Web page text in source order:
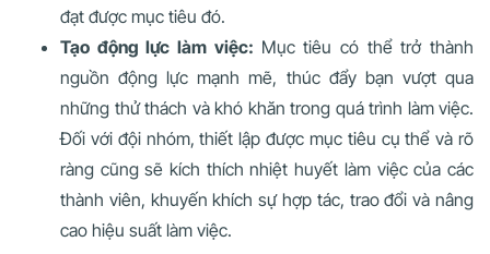
đạt được mục tiêu đó.
Tạo động lực làm việc: Mục tiêu có thể trở thành
nguồn động lực mạnh mẽ, thúc đẩy bạn vượt qua
những thử thách và khó khăn trong quá trình làm việc.
Đối với đội nhóm, thiết lập được mục tiêu cụ thể và rõ
ràng cũng sẽ kích thích nhiệt huyết làm việc của các
thành viên, khuyến khích sự hợp tác, trao đổi và nâng
cao hiệu suất làm việc.